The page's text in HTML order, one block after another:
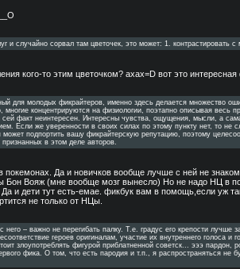
и случайно сорвал там цветочек, это может: 1. контрастировать
кого-то этим цветочком? ахах=D вот это
для молодых фикрайтеров, именно здесь делается множество
концентрируются на физиологии, поэтапно описывая весь
факт неинтересен. Интересны чувства, ощущения, мысли, а
Если же уверенности в своих силах по этому пункту нет, то не
подпортить вашу фикрайтерскую репутацию, поэтому
признанных в этом деле авторов.
Да и новичков вообще лучше с ней не
Бон Вояж (мне вообще мозг вынесло) Но не надо НЦ в
и дети тут есть-емае. фикбук вам в помощь,если уж
не только от НЦы.
– важно не перегибать палку. Т.е. градус его крепости лучше
героев оригиналам, участие их внутреннего голоса и
злоупотреблять фигурой приблатненной советск... эээ
фика. О том, что есть пародия и т.п., я распространяться не